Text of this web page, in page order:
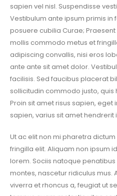
sapien vel nisl. Suspendisse
Vestibulum ante ipsum primis in
posuere cubilia Curae;
mollis commodo metus et
adipiscing convallis, nisi eros
ante ante sit amet dolor.
facilisis. Sed faucibus placerat
sollicitudin commodo justo,
Proin sit amet risus sapien, eget
sapien, varius sit amet hendrerit
Ut ac elit non mi pharetra
fringilla elit. Aliquam non ipsum
lorem. Sociis natoque
montes, nascetur ridiculus mus.
viverra et rhoncus a, feugiat ut